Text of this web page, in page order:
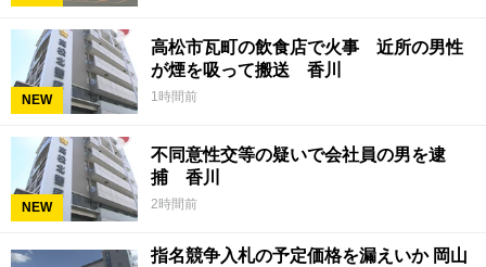
NEW
高松市瓦町の飲食店で火事 近所の男性
が煙を吸って搬送 香川
1時間前
NEW
不同意性交等の疑いで会社員の男を逮
捕 香川
2時間前
指名競争入札の予定価格を漏えいか 岡山